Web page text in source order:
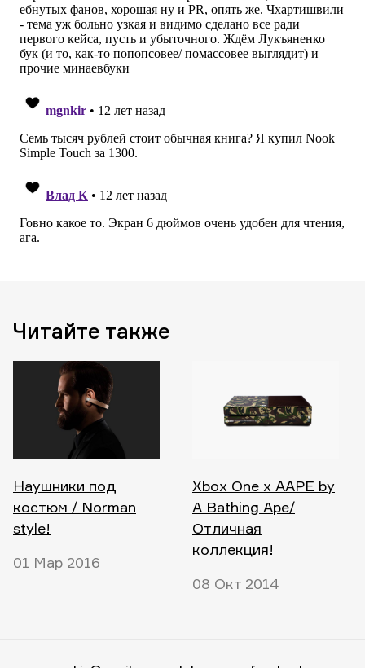
Читайте также
Наушники под
костюм / Norman
style!
01 Мар 2016
Xbox One x AAPE by
A Bathing Ape/
Отличная
коллекция!
08 Окт 2014